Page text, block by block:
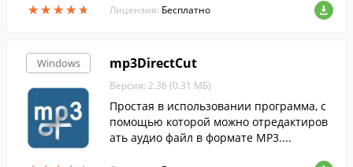
★★★★★
★★★★★
и скорости вентиляторов.
Лицензия: Бесплатно
Windows mp3DirectCut
Версия: 2.36 (0.31 МБ)
Простая в использовании программа, с
помощью которой можно отредактиров
ать аудио файл в формате MP3....